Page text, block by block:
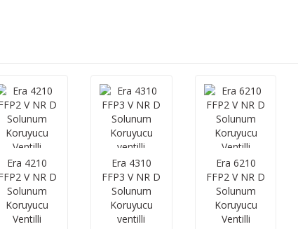
Era 4210
V NR D
Solunum
Koruyucu
Ventilli
Era 4310
FFP3 V NR D
Solunum
Koruyucu
ventilli
Era 6210
FFP2 V NR D
Solunum
Koruyucu
Ventilli